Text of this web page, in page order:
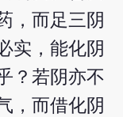
，而足三阴
实，能化阴
？若阴亦不
，而借化阴